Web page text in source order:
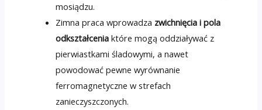
mosiądzu.
Zimna praca wprowadza zwichnięcia i pola
odkształcenia które mogą oddziaływać z
pierwiastkami śladowymi, a nawet
powodować pewne wyrównanie
ferromagnetyczne w strefach
zanieczyszczonych.